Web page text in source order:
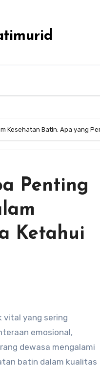
Kesehatan Batin: Apa yang
Penting
Ketahui
emosional,
dewasa mengalami
batin dalam kualitas